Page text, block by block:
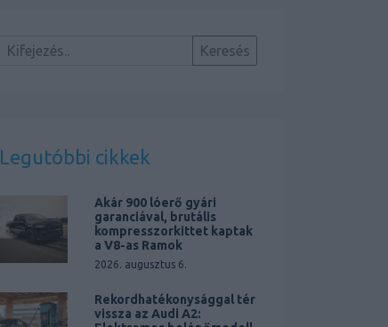
Legutóbbi cikkek
Akár 900 lóerő gyári
garanciával, brutális
kompresszorkittet kaptak
a V8-as Ramok
2026. augusztus 6.
Rekordhatékonysággal tér
vissza az Audi A2: